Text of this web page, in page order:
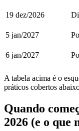
19 dez/2026
5 jan/2027
6 jan/2027
A tabela acima é o
práticos cobertos
Quando
2026 (e o que